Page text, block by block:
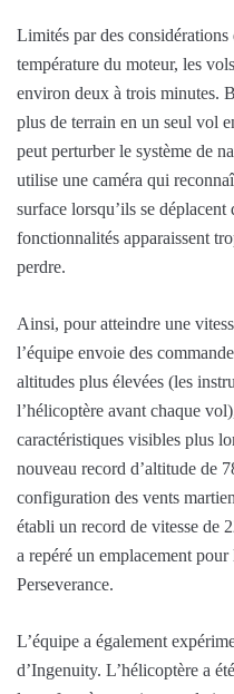
Limités par des
température du moteur, les
environ deux à trois minutes.
plus de terrain en un seul vol
peut perturber le système de
utilise une caméra qui
surface lorsqu’ils se
fonctionnalités apparaissent
perdre.
Ainsi, pour atteindre une
l’équipe envoie des
altitudes plus élevées (les
l’hélicoptère avant chaque
caractéristiques visibles plus
nouveau record d’altitude de
configuration des vents
établi un record de vitesse de
a repéré un emplacement
Perseverance.
L’équipe a également
d’Ingenuity. L’hélicoptère a